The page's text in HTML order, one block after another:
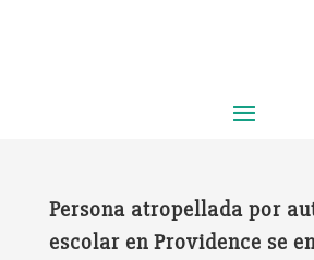
Persona atropellada por
escolar en Providence se